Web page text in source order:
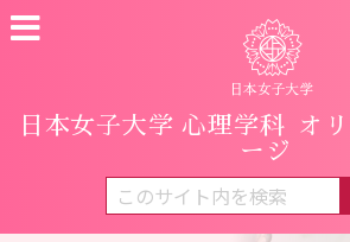
日本女子大学 心理学科
オ
ージ